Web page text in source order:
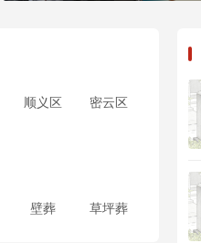
顺义区
密云区
壁葬 草坪葬